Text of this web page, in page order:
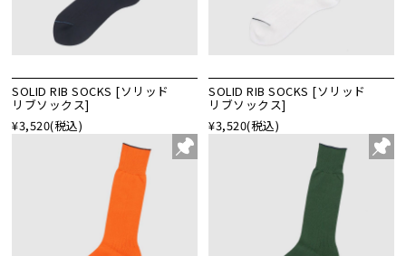
SOLID RIB SOCKS [ソリッド
リブソックス]
¥3,520(税込)
SOLID RIB SOCKS [ソリッド
リブソックス]
¥3,520(税込)